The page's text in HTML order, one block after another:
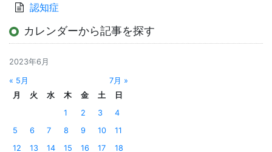
認知症
カレンダーから記事を探す
2023年6月
« 5月
7月 »
月
火 水 木 金 土
日
1
2 3
4
5
6 7 8 9 10
11
12
13 14 15 16 17
18